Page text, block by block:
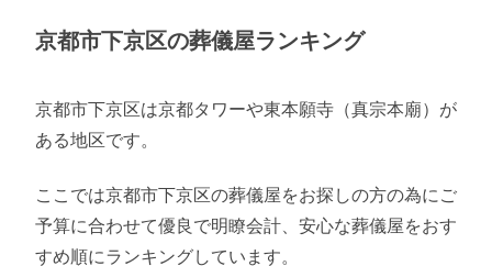
京都市下京区の葬儀屋ランキング
京都市下京区は京都タワーや東本願寺（真宗本廟）が
ある地区です。
ここでは京都市下京区の葬儀屋をお探しの方の為にご
予算に合わせて優良で明瞭会計、安心な葬儀屋をおす
すめ順にランキングしています。